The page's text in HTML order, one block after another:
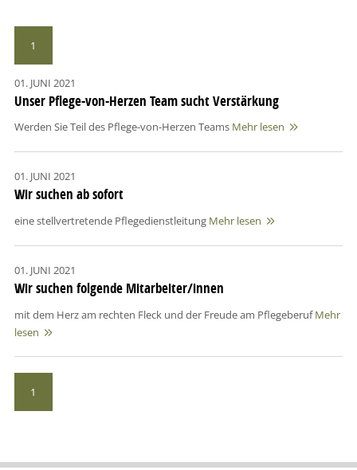
1
01. JUNI 2021
Unser Pflege-von-Herzen Team sucht Verstärkung
Werden Sie Teil des Pflege-von-Herzen Teams Mehr lesen 
01. JUNI 2021
Wir suchen ab sofort
eine stellvertretende Pflegedienstleitung Mehr lesen 
01. JUNI 2021
Wir suchen folgende Mitarbeiter/innen
mit dem Herz am rechten Fleck und der Freude am PflegeberufMehr
lesen

1